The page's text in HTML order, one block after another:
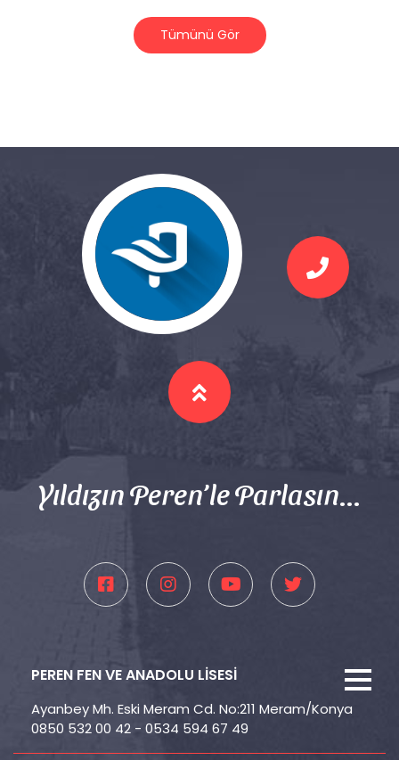
Tümünü Gör
Yıldızın Peren’le Parlasın...
PEREN FEN VE ANADOLU LİSESİ
Ayanbey Mh. Eski Meram Cd. No:211 Meram/Konya
0850 532 00 42 - 0534 594 67 49